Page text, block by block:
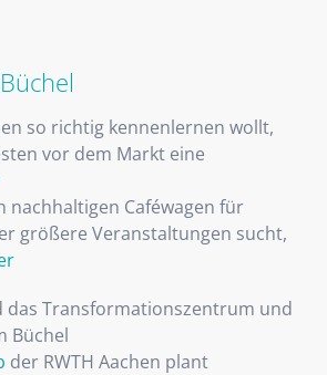
so richtig kennenlernen wollt,
vor dem Markt eine
nachhaltigen Caféwagen für
größere Veranstaltungen sucht,
das Transformationszentrum und
Büchel
der RWTH Aachen plant